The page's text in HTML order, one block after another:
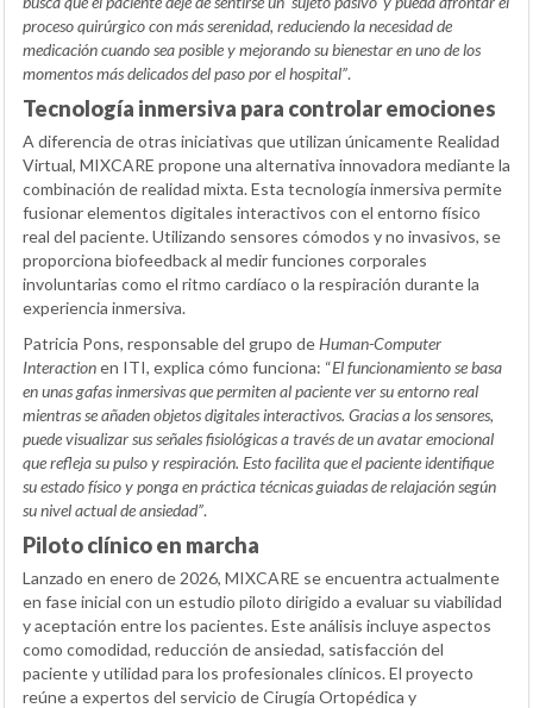
proceso quirúrgico con más serenidad, reduciendo la necesidad de
medicación cuando sea posible y mejorando su bienestar en uno de los
momentos más delicados del paso por el hospital”.
Tecnología inmersiva para controlar emociones
A diferencia de otras iniciativas que utilizan únicamente Realidad
Virtual, MIXCARE propone una alternativa innovadora mediante la
combinación de realidad mixta. Esta tecnología inmersiva permite
fusionar elementos digitales interactivos con el entorno físico
real del paciente. Utilizando sensores cómodos y no invasivos, se
proporciona biofeedback al medir funciones corporales
involuntarias como el ritmo cardíaco o la respiración durante la
experiencia inmersiva.
Patricia Pons, responsable del grupo deHuman-Computer
Interactionen ITI, explica cómo funciona: “El funcionamiento se basa
en unas gafas inmersivas que permiten al paciente ver su entorno real
mientras se añaden objetos digitales interactivos. Gracias a los sensores,
puede visualizar sus señales fisiológicas a través de un avatar emocional
que refleja su pulso y respiración. Esto facilita que el paciente identifique
su estado físico y ponga en práctica técnicas guiadas de relajación según
su nivel actual de ansiedad”.
Piloto clínico en marcha
Lanzado en enero de 2026, MIXCARE se encuentra actualmente
en fase inicial con un estudio piloto dirigido a evaluar su viabilidad
y aceptación entre los pacientes. Este análisis incluye aspectos
como comodidad, reducción de ansiedad, satisfacción del
paciente y utilidad para los profesionales clínicos. El proyecto
reúne a expertos del servicio de Cirugía Ortopédica y